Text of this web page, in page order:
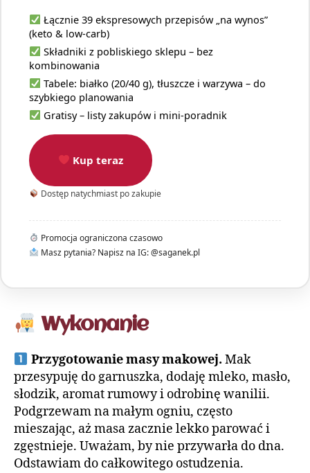
Łącznie 39 ekspresowych przepisów „na wynos”
(keto & low-carb)
Składniki z pobliskiego sklepu – bez
kombinowania
Tabele: białko (20/40 g), tłuszcze i warzywa – do
szybkiego planowania
Gratisy – listy zakupów i mini-poradnik
Kup teraz
Dostęp natychmiast po zakupie
Promocja ograniczona czasowo
Masz pytania? Napisz na IG: @saganek.pl
Wykonanie
Przygotowanie masy makowej. Mak
przesypuję do garnuszka, dodaję mleko, masło,
słodzik, aromat rumowy i odrobinę wanilii.
Podgrzewam na małym ogniu, często
mieszając, aż masa zacznie lekko parować i
zgęstnieje. Uważam, by nie przywarła do dna.
Odstawiam do całkowitego ostudzenia.